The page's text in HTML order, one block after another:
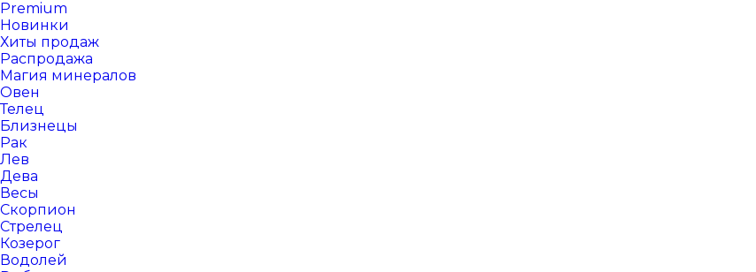
Premium
Новинки
Хиты продаж
Распродажа
Магия минералов
Овен
Телец
Близнецы
Рак
Лев
Дева
Весы
Скорпион
Стрелец
Козерог
Водолей